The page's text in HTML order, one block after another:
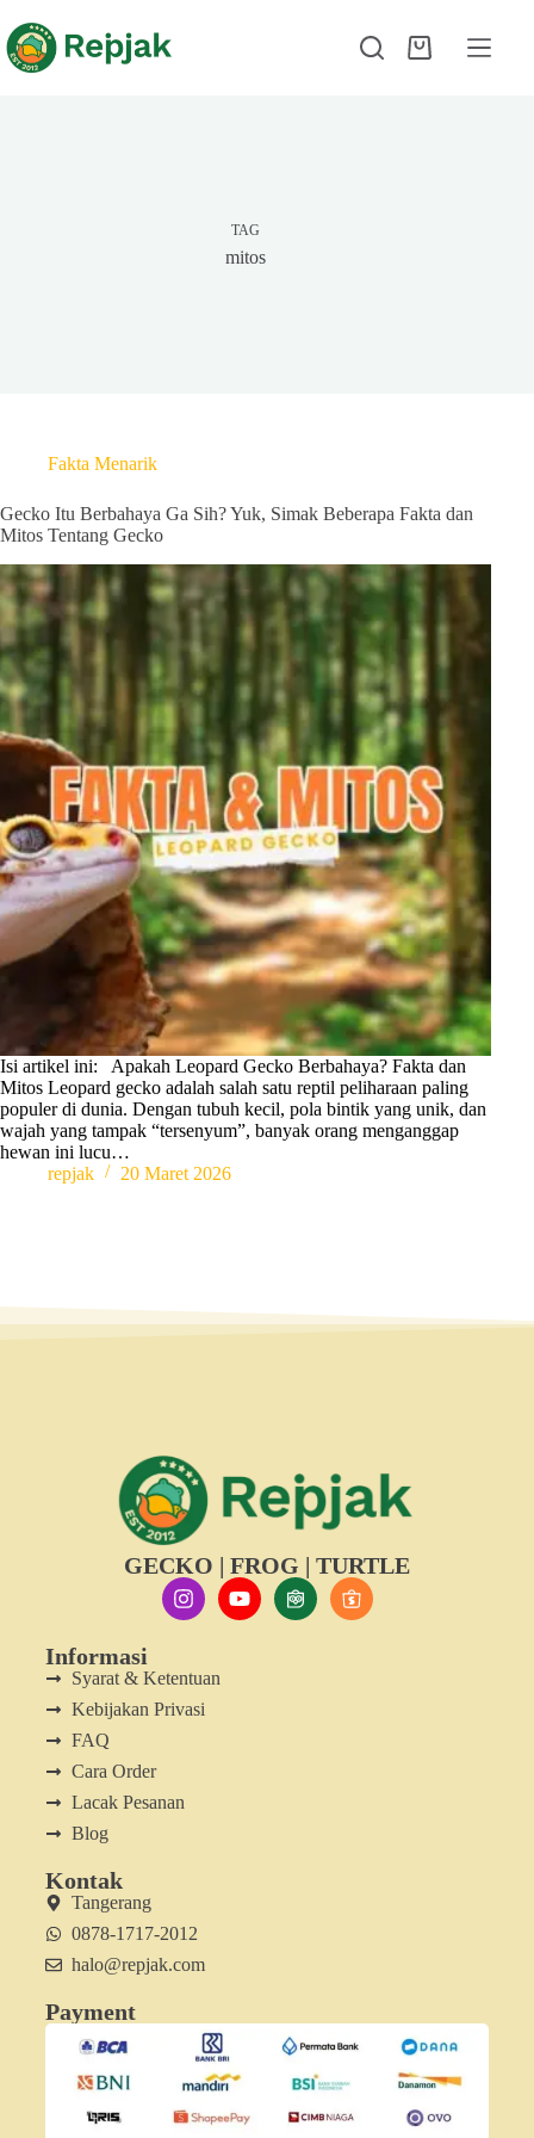
TAG
mitos
Fakta Menarik
Gecko Itu Berbahaya Ga Sih? Yuk, Simak Beberapa Fakta dan
Mitos Tentang Gecko
Isi artikel ini: Apakah Leopard Gecko Berbahaya? Fakta dan
Mitos Leopard gecko adalah salah satu reptil peliharaan paling
populer di dunia. Dengan tubuh kecil, pola bintik yang unik, dan
wajah yang tampak “tersenyum”, banyak orang menganggap
hewan ini lucu…
repjak
20 Maret 2026
GECKO | FROG | TURTLE
Informasi
Syarat & Ketentuan
Kebijakan Privasi
FAQ
Cara Order
Lacak Pesanan
Blog
Kontak
Tangerang
0878-1717-2012
halo@repjak.com
Payment